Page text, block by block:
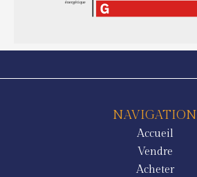
NAVIGATION
Accueil
Vendre
Acheter